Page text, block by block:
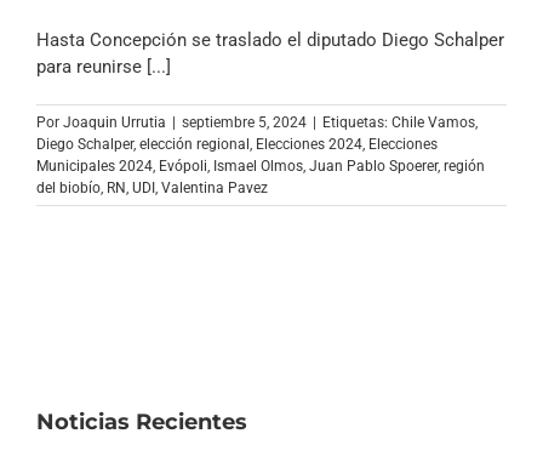
Archivo Sonoro
Hasta Concepción se traslado el diputado Diego Schalper
para reunirse [...]
Por Joaquin Urrutia septiembre 5, 2024 Etiquetas: Chile Vamos,
Diego Schalper, elección regional , Elecciones 2024, Elecciones
Municipales 2024, Evópoli, Ismael Olmos, Juan Pablo Spoerer, región
del biobío, RN, UDI , Valentina Pavez
Noticias Recientes